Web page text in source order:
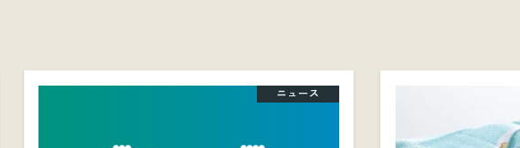
ニュース